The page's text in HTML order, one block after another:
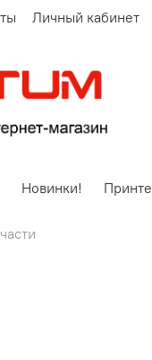
Личный кабинет
Новинки!